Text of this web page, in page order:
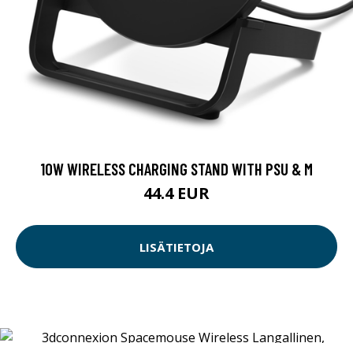
10W WIRELESS CHARGING STAND WITH PSU & M
44.4 EUR
LISÄTIETOJA